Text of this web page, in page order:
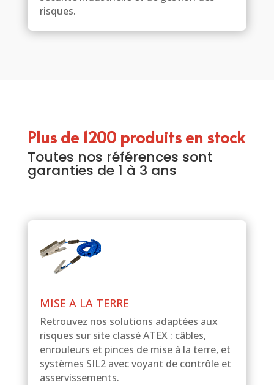
risques.
Plus de 1200 produits en stock
Toutes nos références sont
garanties de 1 à 3 ans
MISE A LA TERRE
Retrouvez nos solutions adaptées aux
risques sur site classé ATEX : câbles,
enrouleurs et pinces de mise à la terre, et
systèmes SIL2 avec voyant de contrôle et
asservissements.